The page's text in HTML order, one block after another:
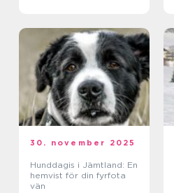
30. november 2025
Hunddagis i Jämtland: En
hemvist för din fyrfota
vän